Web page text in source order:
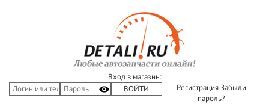
Вход в магазин:
Регистрация Забыли
пароль?